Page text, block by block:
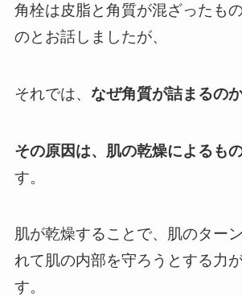
角栓は皮脂と角質が混ざったも
のとお話しましたが、
それでは、 なぜ角質が詰まるの
その原因は、肌の乾燥によるも
す。
肌が乾燥することで、肌のター
れて肌の内部を守ろうとする力
す